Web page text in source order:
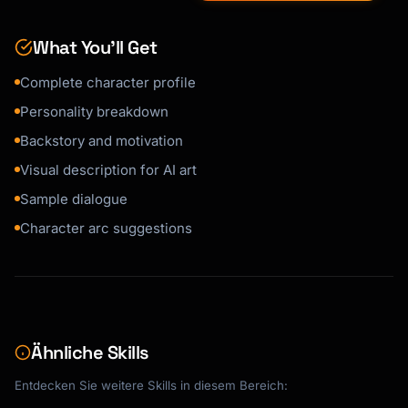
5. **Constraints**: Age range, abilities,
What You’ll Get
Complete character profile
Personality breakdown
Backstory and motivation
Visual description for AI art
Sample dialogue
Character arc suggestions
Ähnliche Skills
Entdecken Sie weitere Skills in diesem Bereich: